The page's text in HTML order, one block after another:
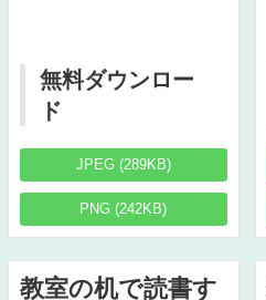
無料ダウンロー
ド
JPEG (289KB)
PNG (242KB)
教室の机で読書す